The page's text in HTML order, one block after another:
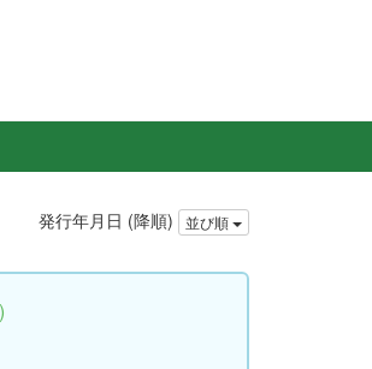
発行年月日 (降順) 並び順